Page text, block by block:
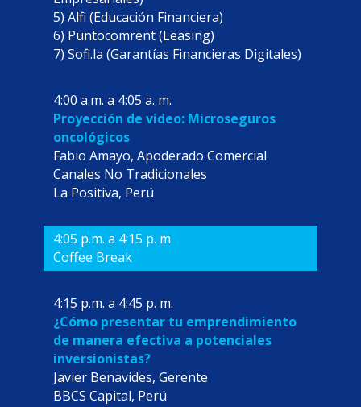
5) Alfi (Educación Financiera)
6) Puntocomrent (Leasing)
7) Sofi.la (Garantías Financieras Digitales)
4:00 a.m. a 4:05 a. m.
Proyección de video: Microseguros
oncológicos
Fabio Amayo, Apoderado Comercial
Canales No Tradicionales
La Positiva, Perú
4:05 p.m. a 4:15 p. m.
Coffee Break
4:15 p.m. a 4:45 p. m.
¿Cómo presentar tu emprendimiento
de manera efectiva a potenciales
inversionistas?
Javier Benavides, Gerente
BBCS Capital, Perú